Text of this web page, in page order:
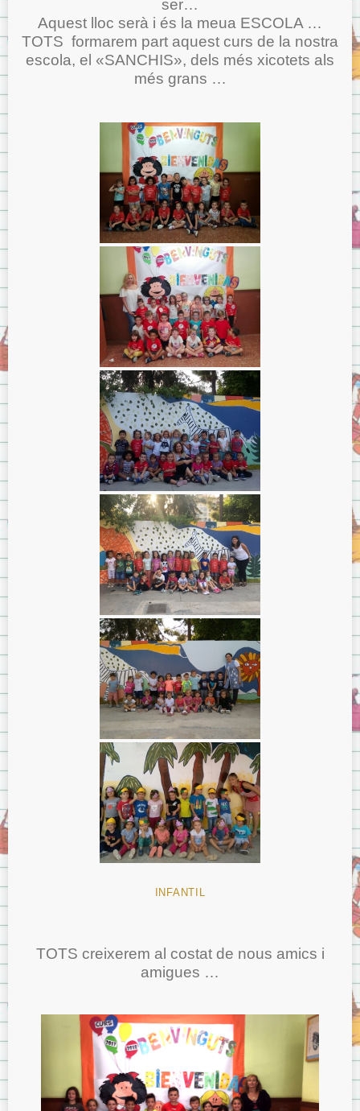
ser…
Aquest lloc serà i és la meua ESCOLA …
TOTS formarem part aquest curs de la nostra
escola, el «SANCHIS», dels més xicotets als
més grans …
INFANTIL
TOTS creixerem al costat de nous amics i
amigues …